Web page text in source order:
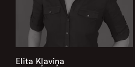
Elita Kļaviņa